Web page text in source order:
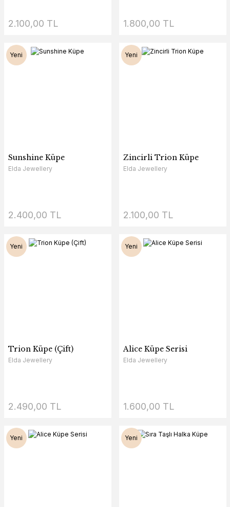
2.100,00 TL 1.800,00 TL
Yeni
Sunshine Küpe
Elda Jewellery
2.400,00 TL
Yeni
Zincirli Trion Küpe
Elda Jewellery
2.100,00 TL
Yeni
Trion Küpe (Çift)
Elda Jewellery
2.490,00 TL
Yeni
Alice Küpe Serisi
Elda Jewellery
1.600,00 TL
Yeni Yeni